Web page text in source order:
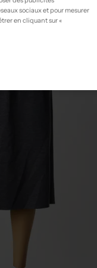
sociaux et pour mesurer
en cliquant sur «